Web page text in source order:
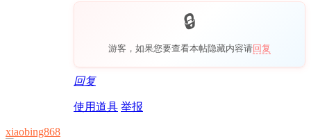
游客，如果您要查看本帖隐藏内容请回复
回复
使用道具 举报
xiaobing868